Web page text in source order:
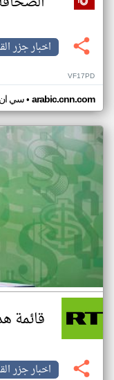
اخبار جزر
VF17PD
سي• arabic.cnn.com
قائمة
اخبار جزر